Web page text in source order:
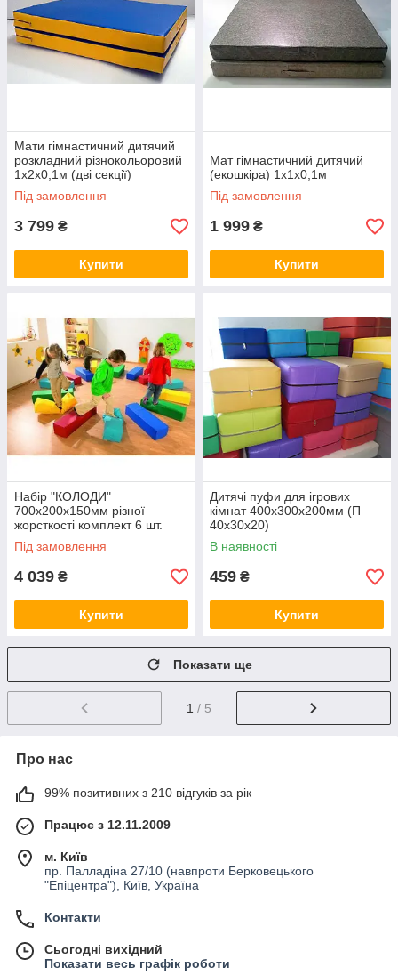
Мати гімнастичний дитячий
розкладний різнокольоровий
1х2х0,1м (дві секції)
Під замовлення
3 799 ₴
Купити
Мат гімнастичний дитячий
(екошкіра) 1х1х0,1м
Під замовлення
1 999 ₴
Купити
Набір "КОЛОДИ"
700х200х150мм різної
жорсткості комплект 6 шт.
Під замовлення
4 039 ₴
Купити
Дитячі пуфи для ігрових
кімнат 400х300х200мм (П
40х30х20)
В наявності
459 ₴
Купити
Показати ще
1 / 5
Про нас
99% позитивних з 210 відгуків за рік
Працює з 12.11.2009
м. Київ
пр. Палладіна 27/10 (навпроти Берковецького
"Епіцентра"), Київ, Україна
Контакти
Сьогодні вихідний
Показати весь графік роботи